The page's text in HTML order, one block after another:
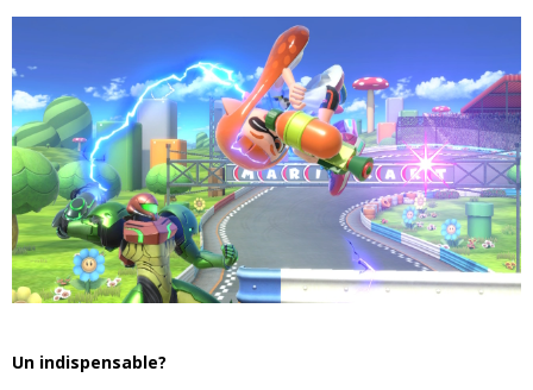
Un indispensable?